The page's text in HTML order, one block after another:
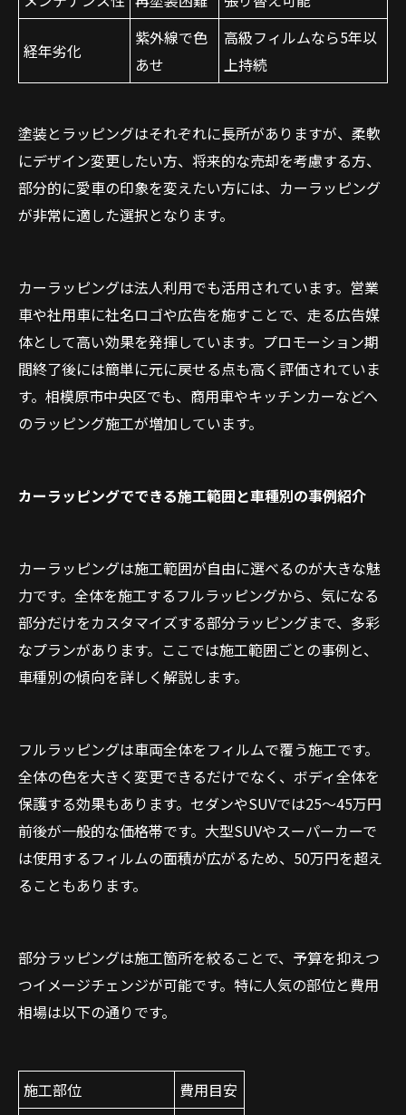
経年劣化
紫外線で色
あせ
高級フィルムなら5年以
上持続
塗装とラッピングはそれぞれに長所がありますが、柔軟
にデザイン変更したい方、将来的な売却を考慮する方、
部分的に愛車の印象を変えたい方には、カーラッピング
が非常に適した選択となります。
カーラッピングは法人利用でも活用されています。営業
車や社用車に社名ロゴや広告を施すことで、走る広告媒
体として高い効果を発揮しています。プロモーション期
間終了後には簡単に元に戻せる点も高く評価されていま
す。相模原市中央区でも、商用車やキッチンカーなどへ
のラッピング施工が増加しています。
カーラッピングでできる施工範囲と車種別の事例紹介
カーラッピングは施工範囲が自由に選べるのが大きな魅
力です。全体を施工するフルラッピングから、気になる
部分だけをカスタマイズする部分ラッピングまで、多彩
なプランがあります。ここでは施工範囲ごとの事例と、
車種別の傾向を詳しく解説します。
フルラッピングは車両全体をフィルムで覆う施工です。
全体の色を大きく変更できるだけでなく、ボディ全体を
保護する効果もあります。セダンやSUVでは25〜45万円
前後が一般的な価格帯です。大型SUVやスーパーカーで
は使用するフィルムの面積が広がるため、50万円を超え
ることもあります。
部分ラッピングは施工箇所を絞ることで、予算を抑えつ
つイメージチェンジが可能です。特に人気の部位と費用
相場は以下の通りです。
施工部位
費用目安